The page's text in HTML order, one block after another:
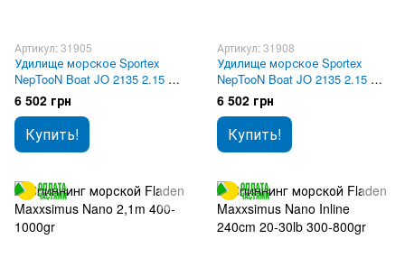
Артикул: 31905
Удилище морское Sportex
NepTooN Boat JO 2135 2.15 m,
30 lbs
6 502 грн
Купить!
Артикул: 31908
Удилище морское Sportex
NepTooN Boat JO 2135 2.15 m,
50 lbs
6 502 грн
Купить!